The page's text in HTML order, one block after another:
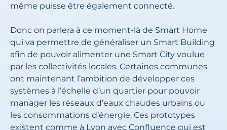
même puisse être également connecté.
Donc on parlera à ce moment-là de Smart Home
qui va permettre de généraliser un Smart Building
afin de pouvoir alimenter une Smart City voulue
par les collectivités locales. Certaines communes
ont maintenant l’ambition de développer ces
systèmes à l’échelle d’un quartier pour pouvoir
manager les réseaux d’eaux chaudes urbains ou
les consommations d’énergie. Ces prototypes
existent comme à Lyon avec Confluence qui est